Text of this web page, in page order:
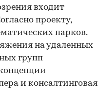
входит
проекту,
парков.
на удаленных
групп
и консалтинговая